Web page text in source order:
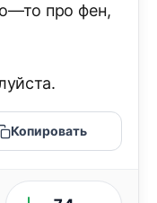
про фен,
Копировать